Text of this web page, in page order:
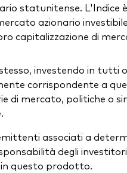
statunitense. L'Indice
azionario
capitalizzazione di
investendo in tutti
corrispondente a
di mercato, politiche o
associati a
degli
in questo prodotto.